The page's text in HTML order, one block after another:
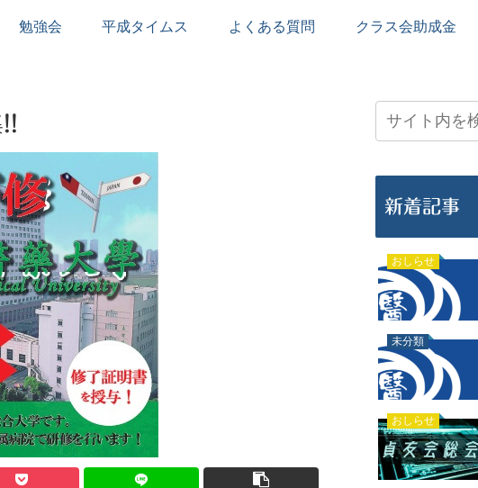
勉強会 平成タイムス よくある質問 クラス会助成金
新着記事
おしらせ
未分類
おしらせ